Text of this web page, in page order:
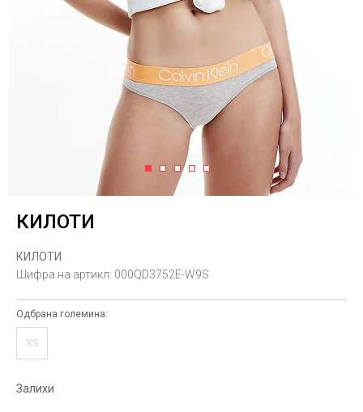
1 2 3 4 5
КИЛОТИ
КИЛОТИ
Шифра на артикл: 000QD3752E-W9S
Одбрана големина:
XS
Залихи